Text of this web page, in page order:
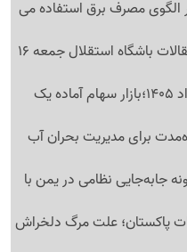
الگوی مصرف برق استفاده می
آخرین اخبار و گزارش‌ها از نقل‌وانتقالات باشگاه استقلال جمعه 16
پیش‌بینی بورس فردا شنبه 17 مرداد 1405؛بازار سهام آماده یک
برای مدیریت بحران آب
جابه‌جایی نظامی در یمن با
ارتفاعات پاکستان؛ علت مرگ دلخراش